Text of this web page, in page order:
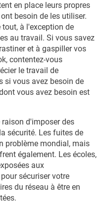
en place leurs propres
besoin de les utiliser.
à l'exception de
au travail. Si vous savez
et à gaspiller vos
contentez-vous
le travail de
si vous avez besoin de
vous avez besoin est
d'imposer des
sécurité. Les fuites de
problème mondial, mais
également. Les écoles,
aux
sécuriser votre
du réseau à être en